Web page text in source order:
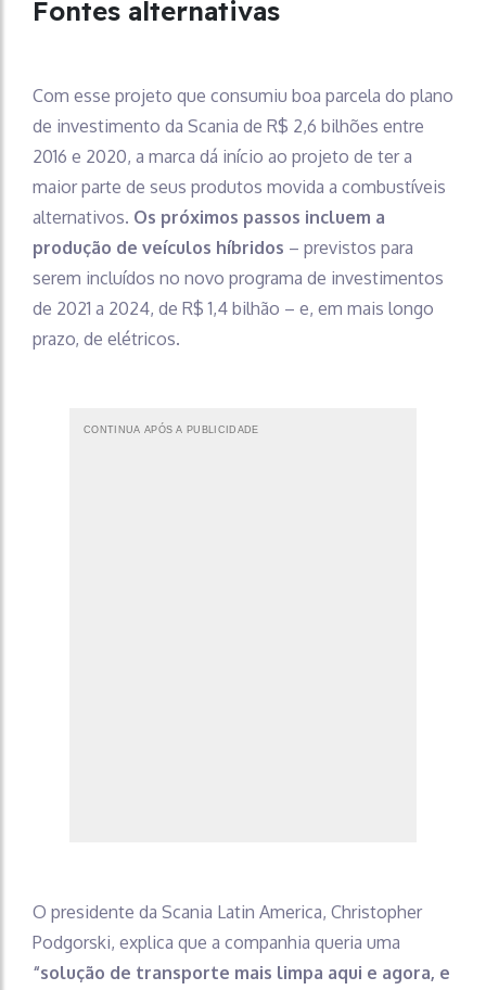
Fontes alternativas
Com esse projeto que consumiu boa parcela do plano
de investimento da Scania de R$ 2,6 bilhões entre
2016 e 2020, a marca dá início ao projeto de ter a
maior parte de seus produtos movida a combustíveis
alternativos. Os próximos passos incluem a
produção de veículos híbridos – previstos para
serem incluídos no novo programa de investimentos
de 2021 a 2024, de R$ 1,4 bilhão – e, em mais longo
prazo, de elétricos.
CONTINUA APÓS A PUBLICIDADE
O presidente da Scania Latin America, Christopher
Podgorski, explica que a companhia queria uma
“solução de transporte mais limpa aqui e agora, e